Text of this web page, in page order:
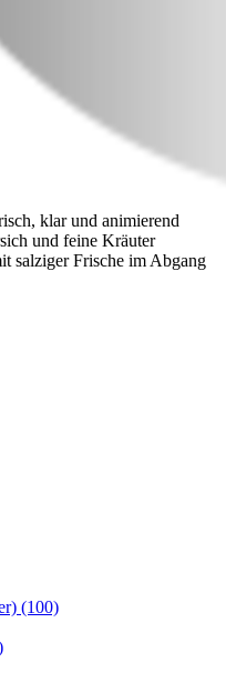
klar und animierend
und feine Kräuter
salziger Frische im Abgang
(100)